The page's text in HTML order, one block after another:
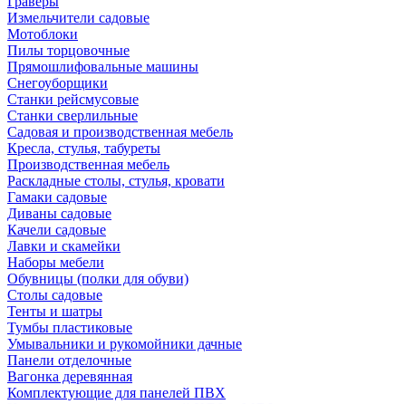
Измельчители садовые
Мотоблоки
Пилы торцовочные
Прямошлифовальные машины
Снегоуборщики
Станки рейсмусовые
Станки сверлильные
Садовая и производственная мебель
Кресла, стулья, табуреты
Производственная мебель
Раскладные столы, стулья, кровати
Гамаки садовые
Диваны садовые
Качели садовые
Лавки и скамейки
Наборы мебели
Обувницы (полки для обуви)
Столы садовые
Тенты и шатры
Тумбы пластиковые
Умывальники и рукомойники дачные
Панели отделочные
Вагонка деревянная
Комплектующие для панелей ПВХ